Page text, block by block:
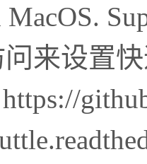
问来设置